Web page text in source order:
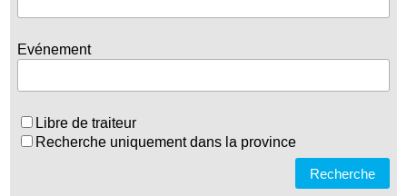
Evénement
Libre de traiteur
Recherche uniquement dans la province
Recherche